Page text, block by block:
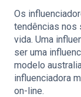
Os
tendências
vida. Uma
ser uma
modelo
influenciadora
on-line.